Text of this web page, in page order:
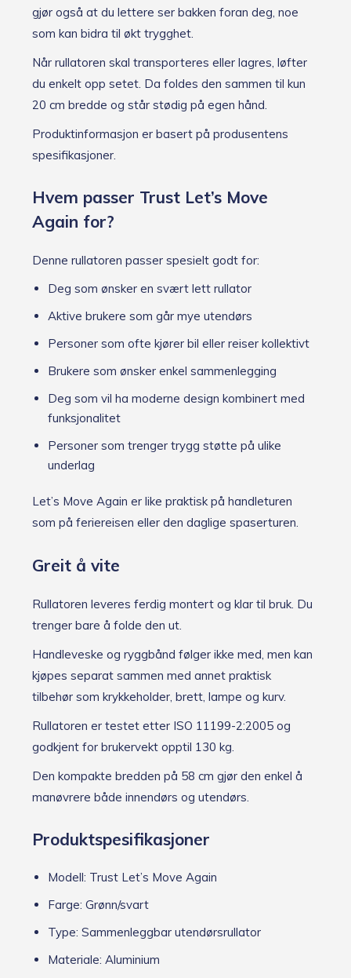
gjør også at du lettere ser bakken foran deg, noe
som kan bidra til økt trygghet.
Når rullatoren skal transporteres eller lagres, løfter
du enkelt opp setet. Da foldes den sammen til kun
20 cm bredde og står stødig på egen hånd.
Produktinformasjon er basert på produsentens
spesifikasjoner.
Hvem passer Trust Let’s Move
Again for?
Denne rullatoren passer spesielt godt for:
Deg som ønsker en svært lett rullator
Aktive brukere som går mye utendørs
Personer som ofte kjører bil eller reiser kollektivt
Brukere som ønsker enkel sammenlegging
Deg som vil ha moderne design kombinert med
funksjonalitet
Personer som trenger trygg støtte på ulike
underlag
Let’s Move Again er like praktisk på handleturen
som på feriereisen eller den daglige spaserturen.
Greit å vite
Rullatoren leveres ferdig montert og klar til bruk. Du
trenger bare å folde den ut.
Handleveske og ryggbånd følger ikke med, men kan
kjøpes separat sammen med annet praktisk
tilbehør som krykkeholder, brett, lampe og kurv.
Rullatoren er testet etter ISO 11199-2:2005 og
godkjent for brukervekt opptil 130 kg.
Den kompakte bredden på 58 cm gjør den enkel å
manøvrere både innendørs og utendørs.
Produktspesifikasjoner
Modell: Trust Let’s Move Again
Farge: Grønn/svart
Type: Sammenleggbar utendørsrullator
Materiale: Aluminium